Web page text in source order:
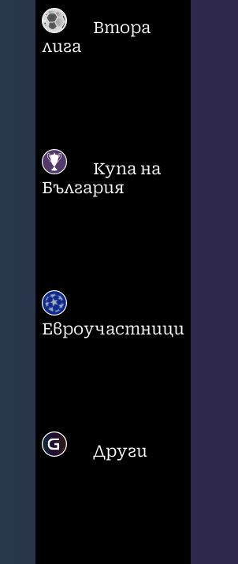
Втора
лига
Купа на
България
Евроучастници
Други